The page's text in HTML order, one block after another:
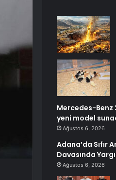
Mercedes-Benz
yeni model
Ağustos 6, 2026
Adana’da Sıfır
Davasında
Ağustos 6, 2026